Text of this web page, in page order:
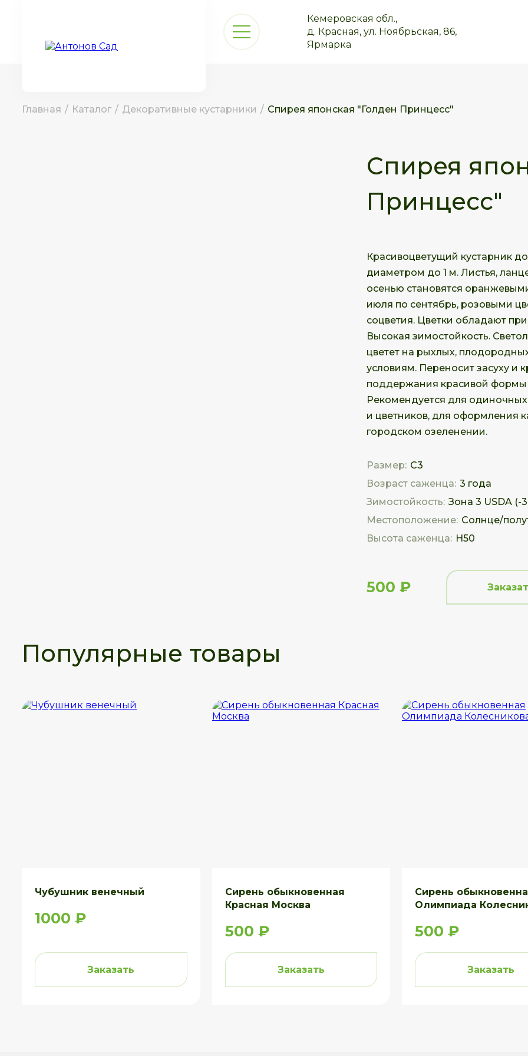
Кемеровская обл.,
д. Красная, ул. Ноябрьская, 86,
Ярмарка
Главная / Каталог / Декоративные кустарники / Спирея японская "Голден Принцесс"
Спирея
Принцесс"
Красивоцветущий кустарник
диаметром до 1 м. Листья,
осенью становятся
июля по сентябрь, розовыми
соцветия. Цветки обладают
Высокая зимостойкость.
цветет на рыхлых,
условиям. Переносит засуху и
поддержания красивой формы
Рекомендуется для
и цветников, для оформления
городском озеленении.
Размер: С3
Возраст саженца: 3 года
Зимостойкость: Зона 3 USDA (-
Местоположение: Солнце/
Высота саженца: Н50
500 ₽
Популярные товары
Чубушник венечный
1000 ₽
Заказать
Сирень обыкновенная
Красная Москва
500 ₽
Заказать
Сирень
Олимпиада
500 ₽
Заказать